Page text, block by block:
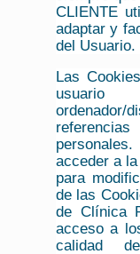
CLIENTE
adaptar y
del Usuario.
Las
ordenador/
acceder a
para
de las
de Clínica
acceso a
calidad